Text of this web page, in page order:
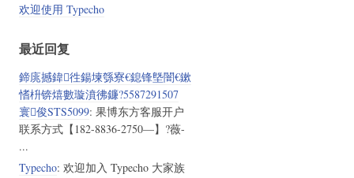
欢迎使用 Typecho
最近回复
鍗庣撼鍏徃鍚堜綔寮€鎴锋墍闇€鏉
愭枡锛熺數璇濆彿鐮?5587291507
寰俊STS5099: 果博东方客服开户
联系方式【182-8836-2750—】?薇-
...
Typecho: 欢迎加入 Typecho 大家族